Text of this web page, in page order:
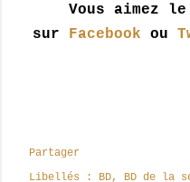
Vous aimez
sur
Facebook ou
Partager
Libellés :
BD BD de la